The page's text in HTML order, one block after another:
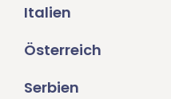
Italien
Österreich
Serbien